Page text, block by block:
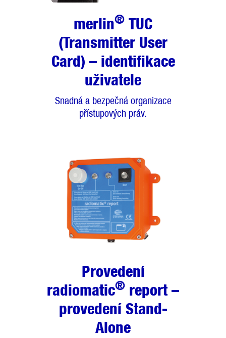
merlin® TUC
(Transmitter User
Card) – identifikace
uživatele
Snadná a bezpečná organizace
přístupových práv.
Provedení
radiomatic® report –
provedení Stand-
Alone